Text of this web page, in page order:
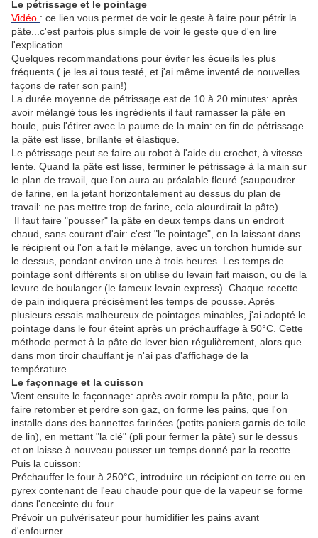
Le pétrissage et le pointage
Vidéo : ce lien vous permet de voir le geste à faire pour pétrir la
pâte...c'est parfois plus simple de voir le geste que d'en lire
l'explication
Quelques recommandations pour éviter les écueils les plus
fréquents.( je les ai tous testé, et j'ai même inventé de nouvelles
façons de rater son pain!)
La durée moyenne de pétrissage est de 10 à 20 minutes: après
avoir mélangé tous les ingrédients il faut ramasser la pâte en
boule, puis l'étirer avec la paume de la main: en fin de pétrissage
la pâte est lisse, brillante et élastique.
Le pétrissage peut se faire au robot à l'aide du crochet, à vitesse
lente. Quand la pâte est lisse, terminer le pétrissage à la main sur
le plan de travail, que l'on aura au préalable fleuré (saupoudrer
de farine, en la jetant horizontalement au dessus du plan de
travail: ne pas mettre trop de farine, cela alourdirait la pâte).
Il faut faire "pousser" la pâte en deux temps dans un endroit
chaud, sans courant d'air: c'est "le pointage", en la laissant dans
le récipient où l'on a fait le mélange, avec un torchon humide sur
le dessus, pendant environ une à trois heures. Les temps de
pointage sont différents si on utilise du levain fait maison, ou de la
levure de boulanger (le fameux levain express). Chaque recette
de pain indiquera précisément les temps de pousse. Après
plusieurs essais malheureux de pointages minables, j'ai adopté le
pointage dans le four éteint après un préchauffage à 50°C. Cette
méthode permet à la pâte de lever bien régulièrement, alors que
dans mon tiroir chauffant je n'ai pas d'affichage de la
température.
Le façonnage et la cuisson
Vient ensuite le façonnage: après avoir rompu la pâte, pour la
faire retomber et perdre son gaz, on forme les pains, que l'on
installe dans des bannettes farinées (petits paniers garnis de toile
de lin), en mettant "la clé" (pli pour fermer la pâte) sur le dessus
et on laisse à nouveau pousser un temps donné par la recette.
Puis la cuisson:
Préchauffer le four à 250°C, introduire un récipient en terre ou en
pyrex contenant de l'eau chaude pour que de la vapeur se forme
dans l'enceinte du four
Prévoir un pulvérisateur pour humidifier les pains avant
d'enfourner